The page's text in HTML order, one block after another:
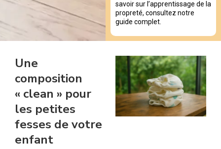
savoir sur l’apprentissage de la
propreté, consultez notre
guide complet.
Une
composition
« clean » pour
les petites
fesses de votre
enfant